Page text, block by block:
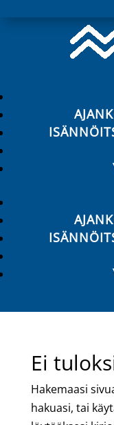
Ei
Hakemaasi
hakuasi, tai